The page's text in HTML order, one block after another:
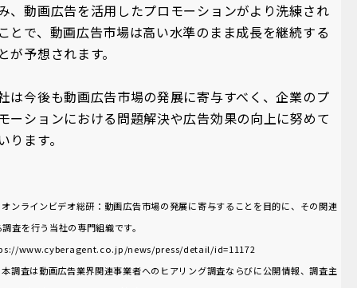
、動画広告を活用したプロモーションがより洗練され
とで、動画広告市場は高い水準のまま成長を継続する
が予想されます。
は今後も動画広告市場の発展に寄与すべく、企業のプ
ーションにおける問題解決や広告効果の向上に努めて
ります。
ンラインビデオ総研：動画広告市場の発展に寄与することを目的に、その関連
査を行う当社の専門組織です。
www.cyberagent.co.jp/news/press/detail/id=11172
調査は動画広告業界関連事業者へのヒアリング調査ならびに公開情報、調査主